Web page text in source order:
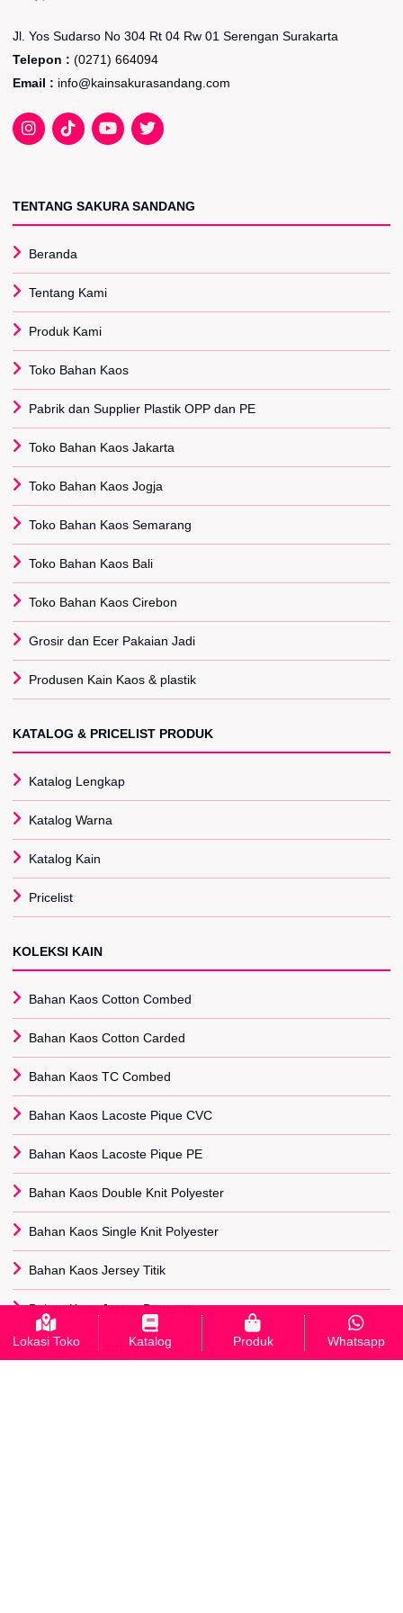
Jl. Yos Sudarso No 304 Rt 04 Rw 01 Serengan Surakarta
Telepon : (0271) 664094
Email : info@kainsakurasandang.com
TENTANG SAKURA SANDANG
Beranda
Tentang Kami
Produk Kami
Toko Bahan Kaos
Pabrik dan Supplier Plastik OPP dan PE
Toko Bahan Kaos Jakarta
Toko Bahan Kaos Jogja
Toko Bahan Kaos Semarang
Toko Bahan Kaos Bali
Toko Bahan Kaos Cirebon
Grosir dan Ecer Pakaian Jadi
Produsen Kain Kaos & plastik
KATALOG & PRICELIST PRODUK
Katalog Lengkap
Katalog Warna
Katalog Kain
Pricelist
KOLEKSI KAIN
Bahan Kaos Cotton Combed
Bahan Kaos Cotton Carded
Bahan Kaos TC Combed
Bahan Kaos Lacoste Pique CVC
Bahan Kaos Lacoste Pique PE
Bahan Kaos Double Knit Polyester
Bahan Kaos Single Knit Polyester
Bahan Kaos Jersey Titik
Bahan Kaos Jersey Benzema
Bahan Kaos Jersey Serena
Lokasi Toko Katalog Produk Whatsapp